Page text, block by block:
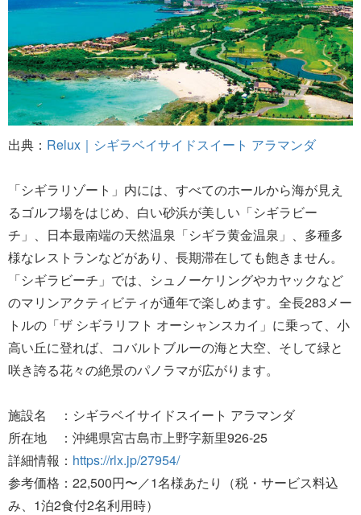
出典： Relux｜シギラベイサイドスイート アラマンダ
「シギラリゾート」内には、すべてのホールから海が見え
るゴルフ場をはじめ、白い砂浜が美しい「シギラビー
チ」、日本最南端の天然温泉「シギラ黄金温泉」、多種多
様なレストランなどがあり、長期滞在しても飽きません。
「シギラビーチ」では、シュノーケリングやカヤックなど
のマリンアクティビティが通年で楽しめます。全長283メー
トルの「ザ シギラリフト オーシャンスカイ」に乗って、小
高い丘に登れば、コバルトブルーの海と大空、そして緑と
咲き誇る花々の絶景のパノラマが広がります。
施設名 ：シギラベイサイドスイート アラマンダ
所在地 ：沖縄県宮古島市上野字新里926-25
詳細情報： https://rlx.jp/27954/
参考価格：22,500円〜／1名様あたり（税・サービス料込
み、1泊2食付2名利用時）